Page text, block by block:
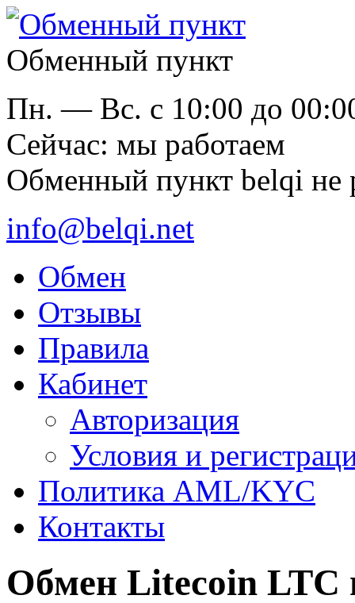
Обменный пункт
Пн. — Вс. с 10:00 до
Cейчас: мы работаем
Обменный пункт belqi не
info@belqi.net
Обмен
Отзывы
Правила
Кабинет
Авторизация
Условия и
Политика AML/KYC
Контакты
Обмен Litecoin LTC